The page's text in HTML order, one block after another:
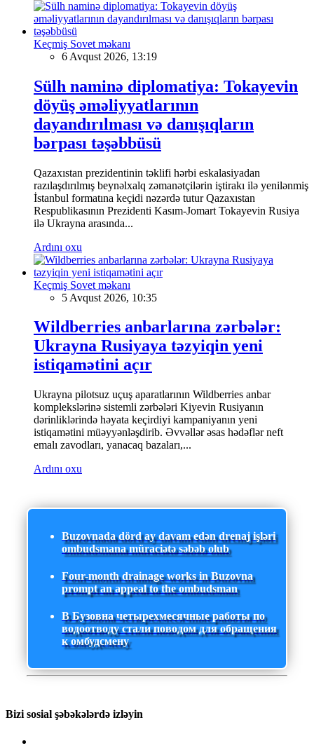
Keçmiş Sovet məkanı
6 Avqust 2026, 13:19
Sülh naminə diplomatiya: Tokayevin
döyüş əməliyyatlarının
dayandırılması və danışıqların
bərpası təşəbbüsü
Qazaxıstan prezidentinin təklifi hərbi eskalasiyadan
razılaşdırılmış beynəlxalq zəmanətçilərin iştirakı ilə yenilənmiş
İstanbul formatına keçidi nəzərdə tutur Qazaxıstan
Respublikasının Prezidenti Kasım-Jomart Tokayevin Rusiya
ilə Ukrayna arasında...
Ardını oxu
Keçmiş Sovet məkanı
5 Avqust 2026, 10:35
Wildberries anbarlarına zərbələr:
Ukrayna Rusiyaya təzyiqin yeni
istiqamətini açır
Ukrayna pilotsuz uçuş aparatlarının Wildberries anbar
komplekslərinə sistemli zərbələri Kiyevin Rusiyanın
dərinliklərində həyata keçirdiyi kampaniyanın yeni
istiqamətini müəyyənləşdirib. Əvvəllər əsas hədəflər neft
emalı zavodları, yanacaq bazaları,...
Ardını oxu
Buzovnada dörd ay davam edən drenaj işləri
ombudsmana müraciətə səbəb olub
Four-month drainage works in Buzovna
prompt an appeal to the ombudsman
В Бузовна четырехмесячные работы по
водоотводу стали поводом для обращения
к омбудсмену
Bizi sosial şəbəkələrdə izləyin